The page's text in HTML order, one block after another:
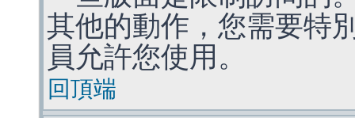
其他的動作，您需要特
員允許您使用。
回頂端